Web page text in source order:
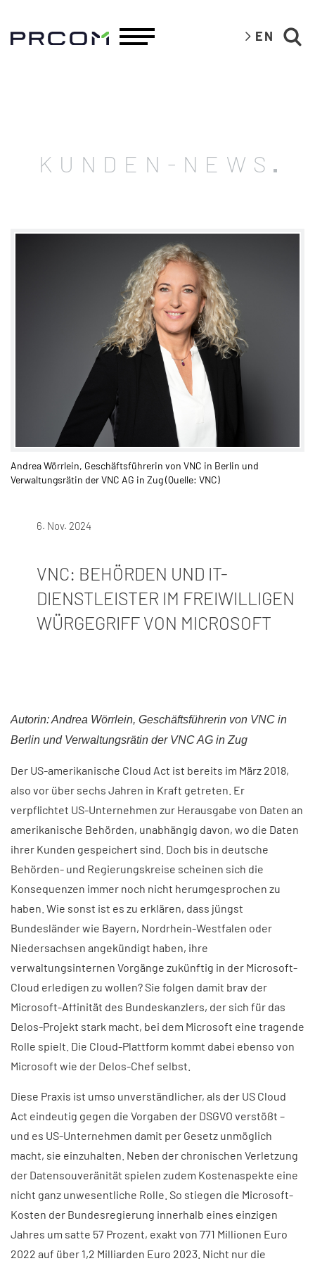
EN
KUNDEN-NEWS
Andrea Wörrlein, Geschäftsführerin von VNC in Berlin und
Verwaltungsrätin der VNC AG in Zug (Quelle: VNC)
6. Nov. 2024
VNC: BEHÖRDEN UND IT-
DIENSTLEISTER IM FREIWILLIGEN
WÜRGEGRIFF VON MICROSOFT
Autorin: Andrea Wörrlein, Geschäftsführerin von VNC in
Berlin und Verwaltungsrätin der VNC AG in Zug
Der US-amerikanische Cloud Act ist bereits im März 2018,
also vor über sechs Jahren in Kraft getreten. Er
verpflichtet US-Unternehmen zur Herausgabe von Daten an
amerikanische Behörden, unabhängig davon, wo die Daten
ihrer Kunden gespeichert sind. Doch bis in deutsche
Behörden- und Regierungskreise scheinen sich die
Konsequenzen immer noch nicht herumgesprochen zu
haben. Wie sonst ist es zu erklären, dass jüngst
Bundesländer wie Bayern, Nordrhein-Westfalen oder
Niedersachsen angekündigt haben, ihre
verwaltungsinternen Vorgänge zukünftig in der Microsoft-
Cloud erledigen zu wollen? Sie folgen damit brav der
Microsoft-Affinität des Bundeskanzlers, der sich für das
Delos-Projekt stark macht, bei dem Microsoft eine tragende
Rolle spielt. Die Cloud-Plattform kommt dabei ebenso von
Microsoft wie der Delos-Chef selbst.
Diese Praxis ist umso unverständlicher, als der US Cloud
Act eindeutig gegen die Vorgaben der DSGVO verstößt –
und es US-Unternehmen damit per Gesetz unmöglich
macht, sie einzuhalten. Neben der chronischen Verletzung
der Datensouveränität spielen zudem Kostenaspekte eine
nicht ganz unwesentliche Rolle. So stiegen die Microsoft-
Kosten der Bundesregierung innerhalb eines einzigen
Jahres um satte 57 Prozent, exakt von 771 Millionen Euro
2022 auf über 1,2 Milliarden Euro 2023. Nicht nur die